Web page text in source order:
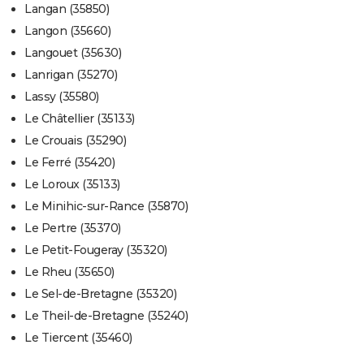
Langan (35850)
Langon (35660)
Langouet (35630)
Lanrigan (35270)
Lassy (35580)
Le Châtellier (35133)
Le Crouais (35290)
Le Ferré (35420)
Le Loroux (35133)
Le Minihic-sur-Rance (35870)
Le Pertre (35370)
Le Petit-Fougeray (35320)
Le Rheu (35650)
Le Sel-de-Bretagne (35320)
Le Theil-de-Bretagne (35240)
Le Tiercent (35460)